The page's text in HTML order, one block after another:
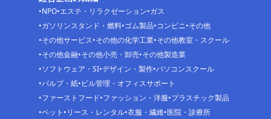
NPO エステ・リラクゼーション ガス
ガソリンスタンド・燃料 ゴム製品 コンビニ その他
その他サービス その他の化学工業 その他教室・スクール
その他金融 その他小売・卸売 その他製造業
ソフトウェア・SI デザイン・製作 パソコンスクール
パルプ・紙 ビル管理・オフィスサポート
ファーストフード ファッション・洋服 プラスチック製品
ペット リース・レンタル 衣服・繊維 医院・診療所